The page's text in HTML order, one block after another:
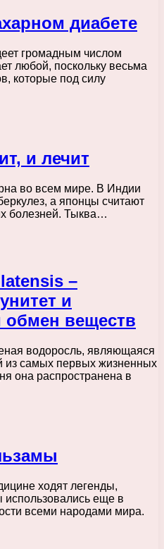
диабете
громадным числом
любой, поскольку весьма
которые под силу
и лечит
во всем мире. В Индии
а японцы считают
болезней. Тыква…
–
и
веществ
водоросль, являющаяся
из самых первых жизненных
она распространена в
ходят легенды,
использовались еще в
всеми народами мира.